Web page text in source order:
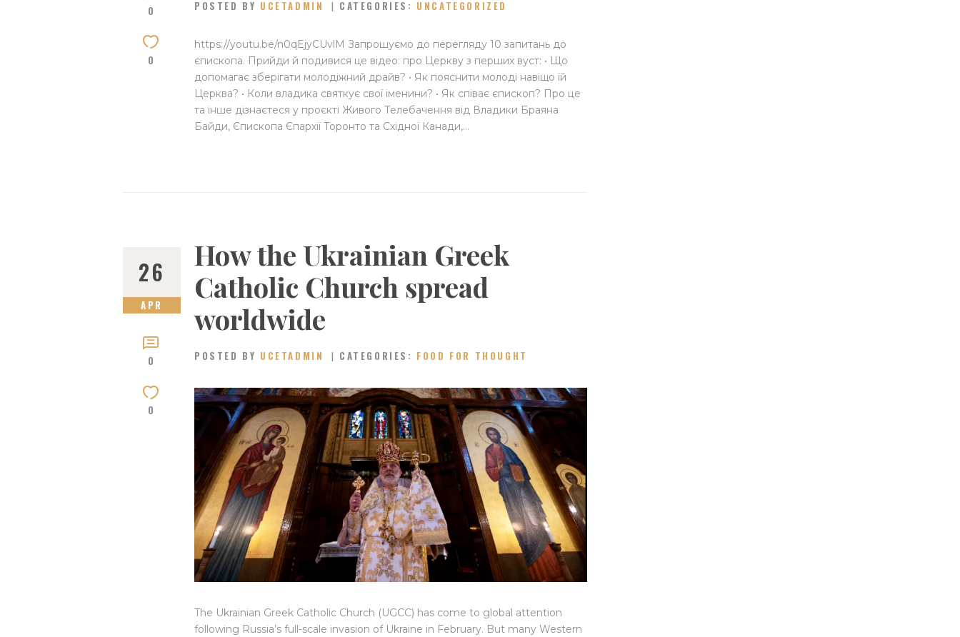
0
0
POSTED BY UCETADMIN CATEGORIES: UNCATEGORIZED
https://youtu.be/n0qEjyCUvlM Запрошуємо до перегляду 10 запитань до
єпископа. Прийди й подивися це відео: про Церкву з перших вуст: • Що
допомагає зберігати молодіжний драйв? • Як пояснити молоді навіщо їй
Церква? • Коли владика святкує свої іменини? • Як співає єпископ? Про це
та інше дізнаєтеся у проєкті Живого Телебачення від Владики Браяна
Байди, Єпископа Єпархії Торонто та Східної Канади,…
26
APR
0
0
How the Ukrainian Greek
Catholic Church spread
worldwide
POSTED BY UCETADMIN CATEGORIES: FOOD FOR THOUGHT
The Ukrainian Greek Catholic Church (UGCC) has come to global attention
following Russia’s full-scale invasion of Ukraine in February. But many Western